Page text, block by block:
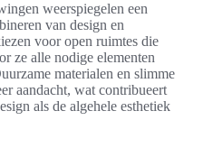
weerspiegelen een
van design en
voor open ruimtes die
ze alle nodige elementen
materialen en slimme
aandacht, wat contribueert
als de algehele esthetiek